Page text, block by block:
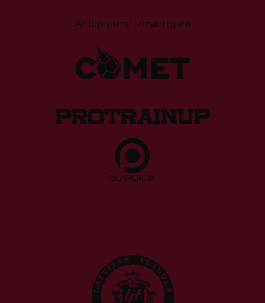
Ar lepnumu izmantojam